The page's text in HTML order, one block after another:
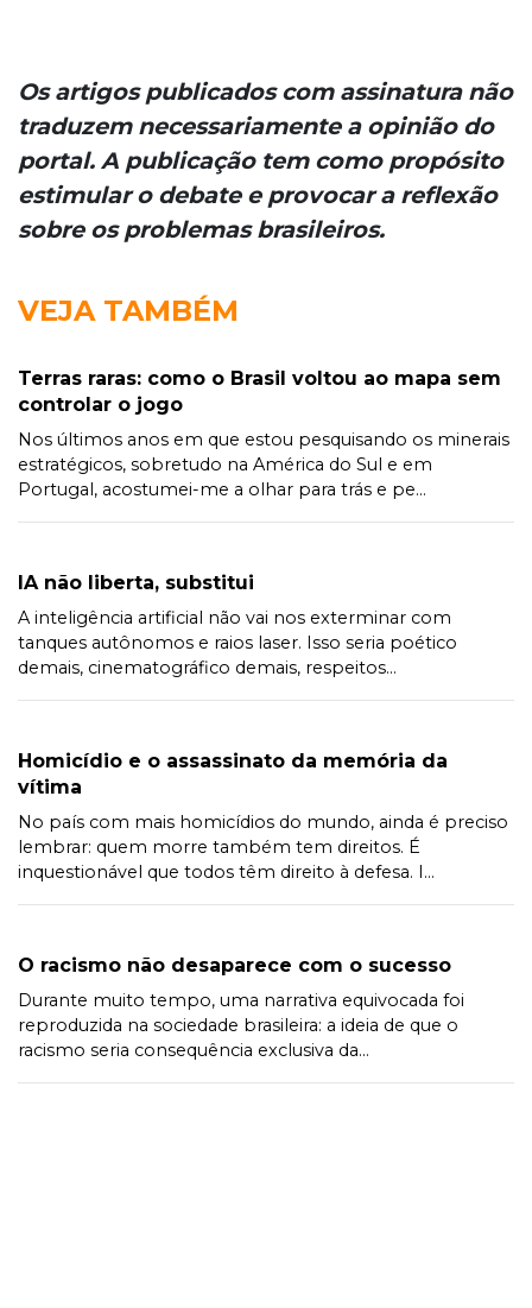
Os artigos publicados com assinatura não
traduzem necessariamente a opinião do
portal. A publicação tem como propósito
estimular o debate e provocar a reflexão
sobre os problemas brasileiros.
VEJA TAMBÉM
Terras raras: como o Brasil voltou ao mapa sem
controlar o jogo
Nos últimos anos em que estou pesquisando os minerais
estratégicos, sobretudo na América do Sul e em
Portugal, acostumei-me a olhar para trás e pe...
IA não liberta, substitui
A inteligência artificial não vai nos exterminar com
tanques autônomos e raios laser. Isso seria poético
demais, cinematográfico demais, respeitos...
Homicídio e o assassinato da memória da
vítima
No país com mais homicídios do mundo, ainda é preciso
lembrar: quem morre também tem direitos. É
inquestionável que todos têm direito à defesa. I...
O racismo não desaparece com o sucesso
Durante muito tempo, uma narrativa equivocada foi
reproduzida na sociedade brasileira: a ideia de que o
racismo seria consequência exclusiva da...